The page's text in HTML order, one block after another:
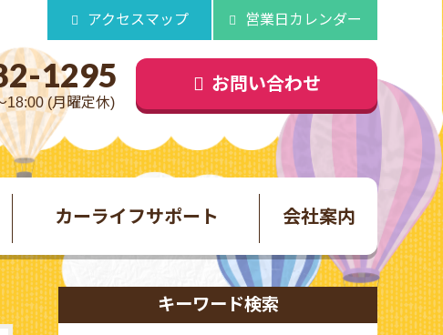
アクセスマップ 営業日カレンダー
1295
18:00 (月曜定休)
お問い合わせ
カーライフサポート 会社案内
キーワード検索